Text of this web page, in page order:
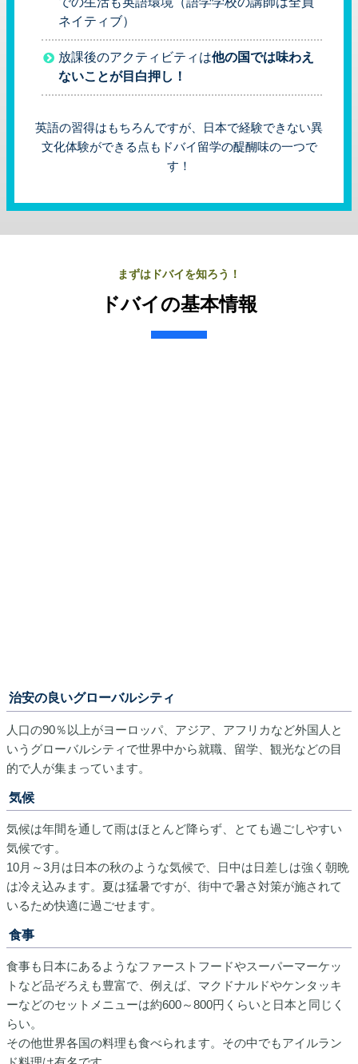
ネイティブ）
放課後のアクティビティは他の国では味わえ
ないことが目白押し！
英語の習得はもちろんですが、日本で経験できない異
文化体験ができる点もドバイ留学の醍醐味の一つで
す！
まずはドバイを知ろう！
ドバイの基本情報
治安の良いグローバルシティ
人口の90％以上がヨーロッパ、アジア、アフリカなど外国人と
いうグローバルシティで世界中から就職、留学、観光などの目
的で人が集まっています。
気候
気候は年間を通して雨はほとんど降らず、とても過ごしやすい
気候です。
10月～3月は日本の秋のような気候で、日中は日差しは強く朝晩
は冷え込みます。夏は猛暑ですが、街中で暑さ対策が施されて
いるため快適に過ごせます。
食事
食事も日本にあるようなファーストフードやスーパーマーケッ
トなど品ぞろえも豊富で、例えば、マクドナルドやケンタッキ
ーなどのセットメニューは約600～800円くらいと日本と同じく
らい。
その他世界各国の料理も食べられます。その中でもアイルラン